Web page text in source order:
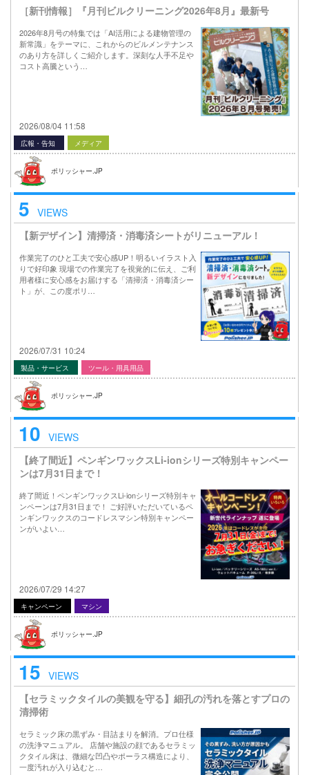
［新刊情報］『月刊ビルクリーニング2026年8月』最新号
2026年8月号の特集では「AI活用による建物管理の
新常識」をテーマに、これからのビルメンテナンス
のあり方を詳しくご紹介します。深刻な人手不足や
コスト高騰という…
2026/08/04 11:58
広報・告知 メディア
ポリッシャー.JP
5 VIEWS
【新デザイン】清掃済・消毒済シートがリニューアル！
作業完了のひと工夫で安心感UP！明るいイラスト入
りで好印象 現場での作業完了を視覚的に伝え、ご利
用者様に安心感をお届けする「清掃済・消毒済シー
ト」が、この度ポリ…
2026/07/31 10:24
製品・サービス ツール・用具用品
ポリッシャー.JP
10 VIEWS
【終了間近】ペンギンワックスLi-ionシリーズ特別キャンペー
ンは7月31日まで！
終了間近！ペンギンワックスLi-ionシリーズ特別キャ
ンペーンは7月31日まで！ ご好評いただいているペ
ンギンワックスのコードレスマシン特別キャンペー
ンがいよい…
2026/07/29 14:27
キャンペーン マシン
ポリッシャー.JP
15 VIEWS
【セラミックタイルの美観を守る】細孔の汚れを落とすプロの
清掃術
セラミック床の黒ずみ・目詰まりを解消。プロ仕様
の洗浄マニュアル。 店舗や施設の顔であるセラミッ
クタイル床は、微細な凹凸やポーラス構造により、
一度汚れが入り込むと…